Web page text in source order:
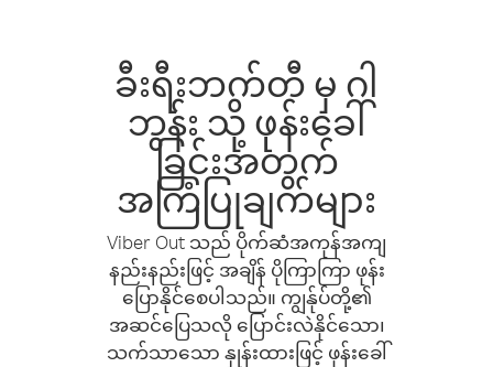
ခီးရီးဘက်တီ မှ ဂါ
ဘွန်း သို့ ဖုန်းခေါ်
ခြင်းအတွက်
အကြံပြုချက်များ
Viber Out သည် ပိုက်ဆံအကုန်အကျ
နည်းနည်းဖြင့် အချိန် ပိုကြာကြာ ဖုန်း
ပြောနိုင်စေပါသည်။ ကျွန်ုပ်တို့၏
အဆင်ပြေသလို ပြောင်းလဲနိုင်သော၊
သက်သာသော နှုန်းထားဖြင့် ဖုန်းခေါ်